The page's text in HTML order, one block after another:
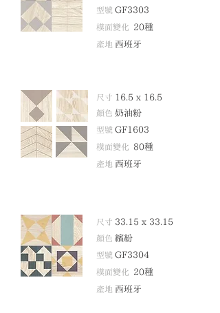
型號 GF3303
模面變化 20種
產地 西班牙
尺寸 16.5 x 16.5
顏色 奶油粉
型號 GF1603
模面變化 80種
產地 西班牙
尺寸 33.15 x 33.15
顏色 繽紛
型號 GF3304
模面變化 20種
產地 西班牙